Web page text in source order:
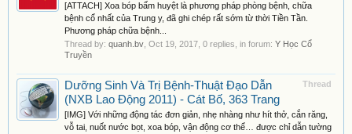
[ATTACH] Xoa bóp bấm huyệt là phương pháp phòng bệnh, chữa
bệnh cổ nhất của Trung y, đã ghi chép rất sớm từ thời Tiền Tần.
Phương pháp chữa bệnh...
Thread by: quanh.bv Oct 19, 2017 , 0 replies, in forum: Y Học Cổ
Truyền
Thread
Dưỡng Sinh Và Trị Bệnh-Thuật Đạo Dẫn
(NXB Lao Động 2011) - Cát Bố, 363 Trang
[IMG] Với những động tác đơn giản, nhẹ nhàng như hít thở, cắn răng,
vỗ tai, nuốt nước bọt, xoa bóp, vận động cơ thể… được chỉ dẫn tường